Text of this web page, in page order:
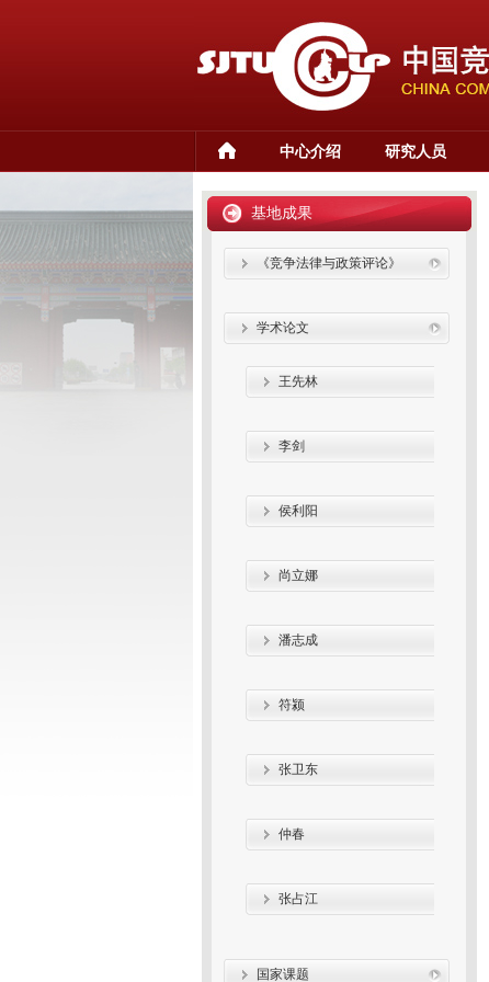
中心介绍 研究人员
基地成果
《竞争法律与政策评论》
学术论文
王先林
李剑
侯利阳
尚立娜
潘志成
符颍
张卫东
仲春
张占江
国家课题